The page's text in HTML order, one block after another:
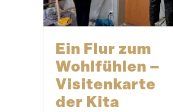
Ein Flur zum
Wohlfühlen –
Visiten­karte
der Kita